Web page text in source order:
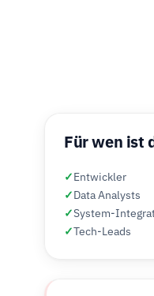
Für wen ist
✓Entwickler
✓Data Analysts
✓System-
✓Tech-Leads